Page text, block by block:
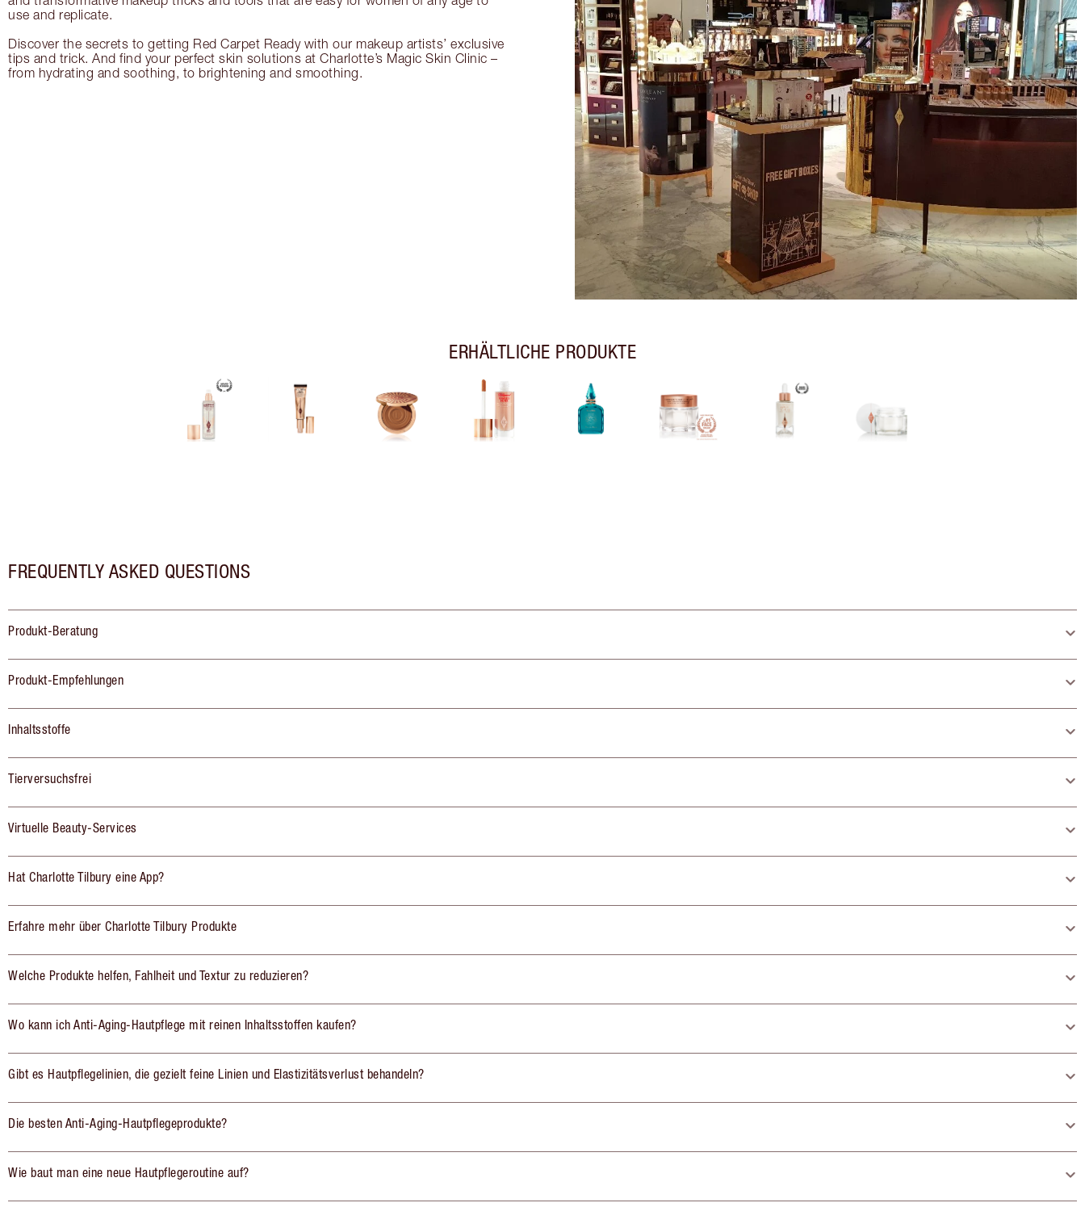
use and replicate.
Discover the secrets to getting Red Carpet Ready with our makeup artists’ exclusive
tips and trick. And find your perfect skin solutions at Charlotte’s Magic Skin Clinic –
from hydrating and soothing, to brightening and smoothing.
ERHÄLTLICHE PRODUKTE
FREQUENTLY ASKED QUESTIONS
Produkt-Beratung
Produkt-Empfehlungen
Inhaltsstoffe
Tierversuchsfrei
Virtuelle Beauty-Services
Hat Charlotte Tilbury eine App?
Erfahre mehr über Charlotte Tilbury Produkte
Welche Produkte helfen, Fahlheit und Textur zu reduzieren?
Wo kann ich Anti-Aging-Hautpflege mit reinen Inhaltsstoffen kaufen?
Gibt es Hautpflegelinien, die gezielt feine Linien und Elastizitätsverlust behandeln?
Die besten Anti-Aging-Hautpflegeprodukte?
Wie baut man eine neue Hautpflegeroutine auf?